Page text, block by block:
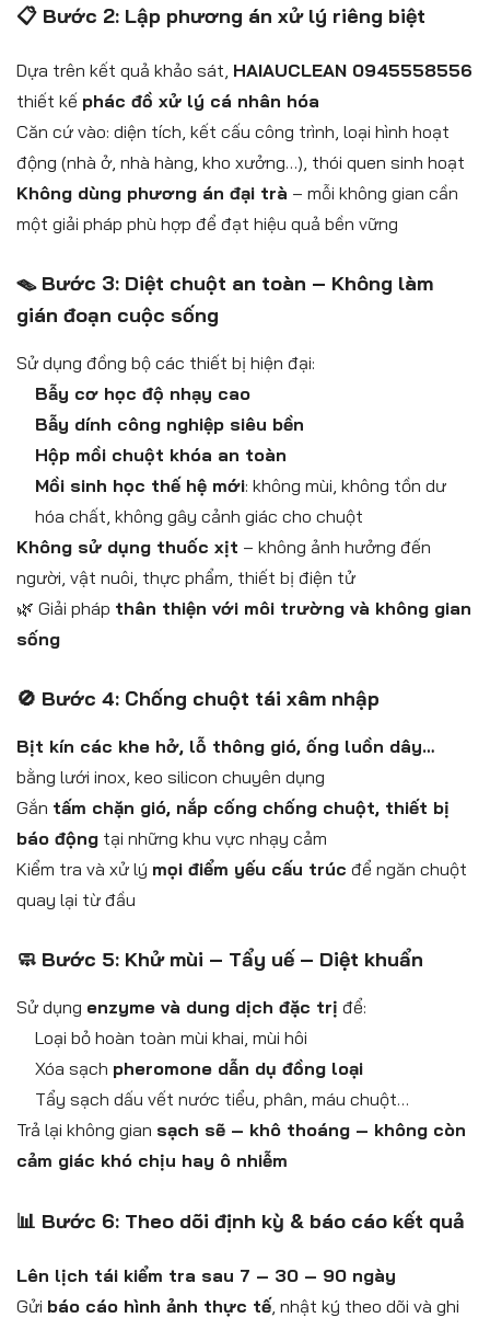
📋 Bước 2: Lập phương án xử lý riêng biệt
Dựa trên kết quả khảo sát, HAIAUCLEAN 0945558556
thiết kế phác đồ xử lý cá nhân hóa
Căn cứ vào: diện tích, kết cấu công trình, loại hình hoạt
động (nhà ở, nhà hàng, kho xưởng…), thói quen sinh hoạt
Không dùng phương án đại trà – mỗi không gian cần
một giải pháp phù hợp để đạt hiệu quả bền vững
🪤 Bước 3: Diệt chuột an toàn – Không làm
gián đoạn cuộc sống
Sử dụng đồng bộ các thiết bị hiện đại:
Bẫy cơ học độ nhạy cao
Bẫy dính công nghiệp siêu bền
Hộp mồi chuột khóa an toàn
Mồi sinh học thế hệ mới: không mùi, không tồn dư
hóa chất, không gây cảnh giác cho chuột
Không sử dụng thuốc xịt – không ảnh hưởng đến
người, vật nuôi, thực phẩm, thiết bị điện tử
🌿 Giải pháp thân thiện với môi trường và không gian
sống
🚫 Bước 4: Chống chuột tái xâm nhập
Bịt kín các khe hở, lỗ thông gió, ống luồn dây…
bằng lưới inox, keo silicon chuyên dụng
Gắn tấm chặn gió, nắp cống chống chuột, thiết bị
báo động tại những khu vực nhạy cảm
Kiểm tra và xử lý mọi điểm yếu cấu trúc để ngăn chuột
quay lại từ đầu
🧼 Bước 5: Khử mùi – Tẩy uế – Diệt khuẩn
Sử dụng enzyme và dung dịch đặc trị để:
Loại bỏ hoàn toàn mùi khai, mùi hôi
Xóa sạch pheromone dẫn dụ đồng loại
Tẩy sạch dấu vết nước tiểu, phân, máu chuột…
Trả lại không gian sạch sẽ – khô thoáng – không còn
cảm giác khó chịu hay ô nhiễm
📊 Bước 6: Theo dõi định kỳ & báo cáo kết quả
Lên lịch tái kiểm tra sau 7 – 30 – 90 ngày
Gửi báo cáo hình ảnh thực tế, nhật ký theo dõi và ghi